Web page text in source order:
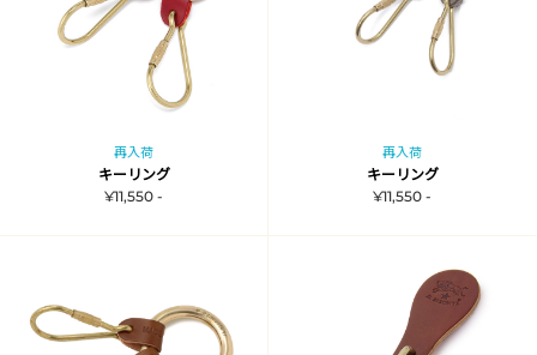
再入荷
キーリング
¥11,550 -
再入荷
キーリング
¥11,550 -